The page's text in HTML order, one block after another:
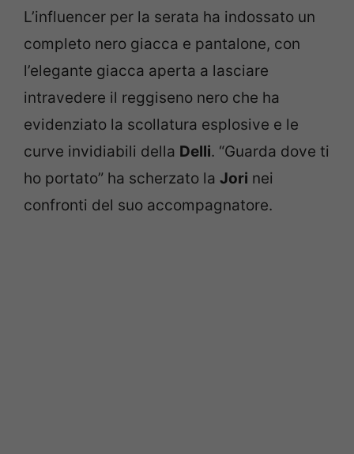
L’influencer per la serata ha indossato un
completo nero giacca e pantalone, con
l’elegante giacca aperta a lasciare
intravedere il reggiseno nero che ha
evidenziato la scollatura esplosive e le
curve invidiabili della Delli. “Guarda dove ti
ho portato” ha scherzato la Jori nei
confronti del suo accompagnatore.